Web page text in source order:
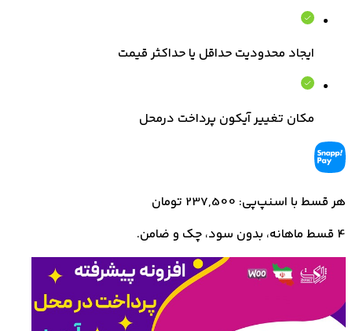
ایجاد محدودیت حداقل یا حداکثر قیمت
مکان تغییر آیکون پرداخت درمحل
هر قسط با اسنپ‌پی: 237,500 تومان
4 قسط ماهانه، بدون سود، چک و ضامن.